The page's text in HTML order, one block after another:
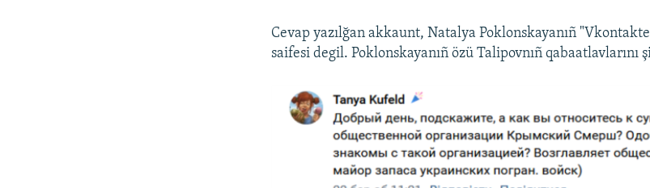
Cevap yazılğan akkaunt, Natalya Poklonskayanıñ
saifesi degil. Poklonskayanıñ özü Talipovnıñ qabaatlavlarını